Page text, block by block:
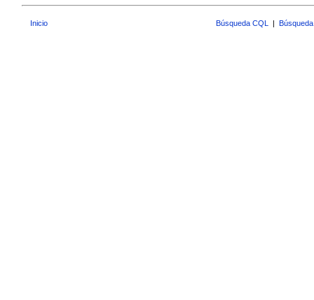
Inicio Búsqueda CQL